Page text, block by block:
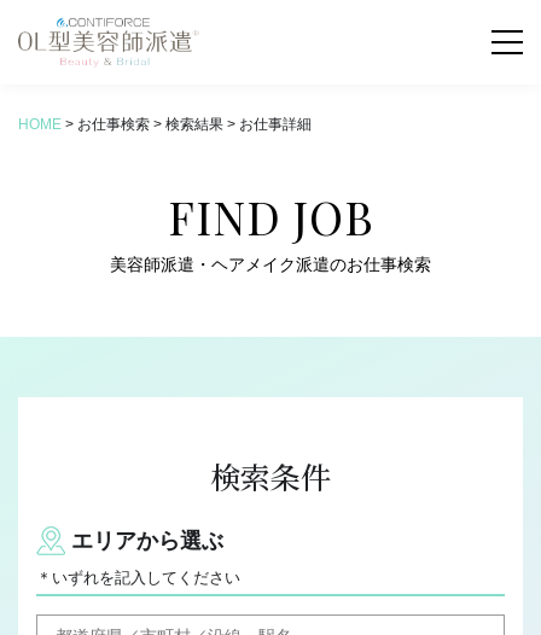
COLUMN
新着コラム
OL型美容師派遣とは
SERVICE
FLOW
JOB REPORT
HOME > お仕事検索 > 検索結果 > お仕事詳細
FIND JOB
美容師派遣・ヘアメイク派遣のお仕事検索
検索条件
エリアから選ぶ
＊いずれを記入してください